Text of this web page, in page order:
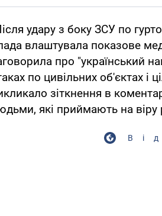
удару з боку ЗСУ по
влаштувала показове
про "український
по цивільних об'єктах і
зіткнення в
які приймають на віру